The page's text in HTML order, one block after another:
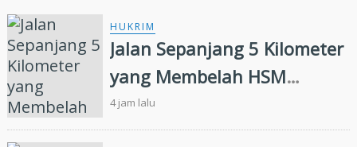
HUKRIM
Jalan Sepanjang 5 Kilometer
yang Membelah HSM
Rimbang Baling Diduga
Didanai Residivis
4 jam lalu